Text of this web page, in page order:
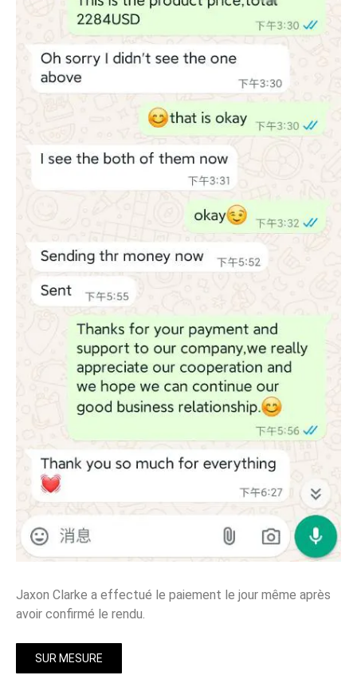
Jaxon Clarke a effectué le paiement le jour même après
avoir confirmé le rendu.
SUR MESURE